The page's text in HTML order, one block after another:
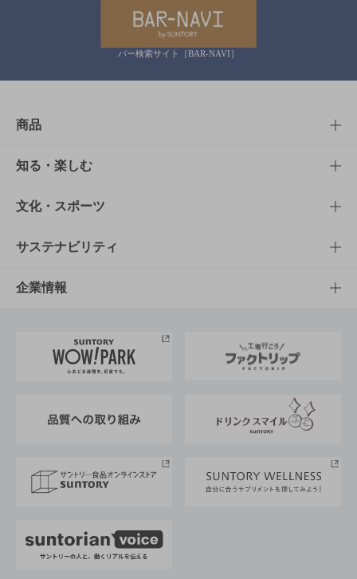
バー検索サイト［BAR-NAVI］
商品
商品TOP
商品一覧
商品発売情報
栄養成分一覧
知る・楽しむ
知る・楽しむTOP
キャンペーン
工場見学
地域情報
文化・スポーツ
文化・スポーツTOP
サントリーホール
サントリーサンバーズ大阪
サステナビリティ
サステナビリティTOP
サントリーが考えるサステナビリティ経営
企業情報
企業概要
採用情報